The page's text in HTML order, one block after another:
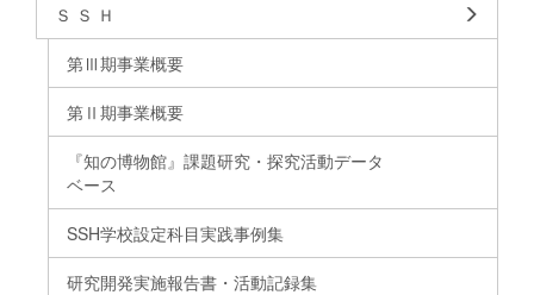
Ｓ Ｓ Ｈ
第Ⅲ期事業概要
第Ⅱ期事業概要
『知の博物館』課題研究・探究活動データ
ベース
SSH学校設定科目実践事例集
研究開発実施報告書・活動記録集